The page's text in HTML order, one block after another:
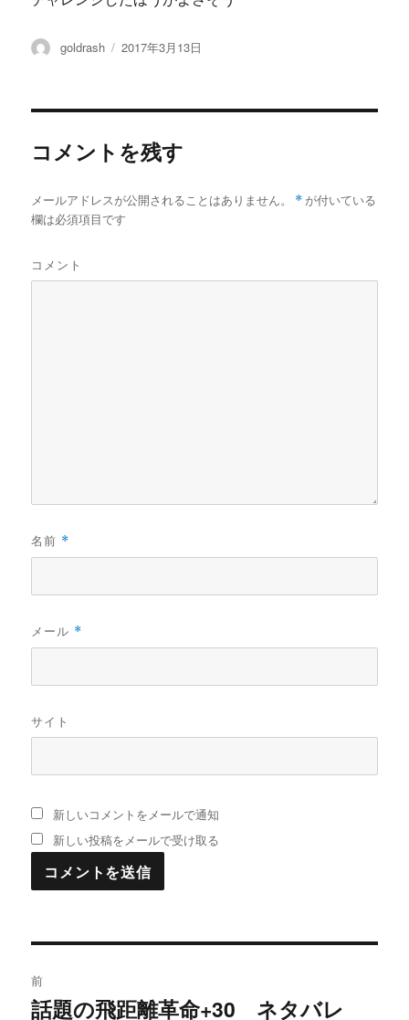
投
goldrash
投
2017年3月13日
コメントを残す
メールアドレスが公開されることはありません。 * が付いている
欄は必須項目です
コメント
名前 *
メール *
サイト
新しいコメントをメールで通知
新しい投稿をメールで受け取る
稿
前
過
話題の飛距離革命+30 ネタバレ